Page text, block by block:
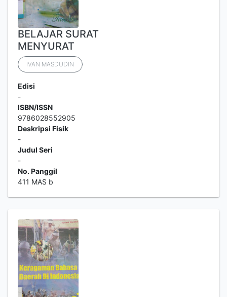
BELAJAR SURAT
MENYURAT
IVAN MASDUDIN
Edisi
-
ISBN/ISSN
9786028552905
Deskripsi Fisik
-
Judul Seri
-
No. Panggil
411 MAS b